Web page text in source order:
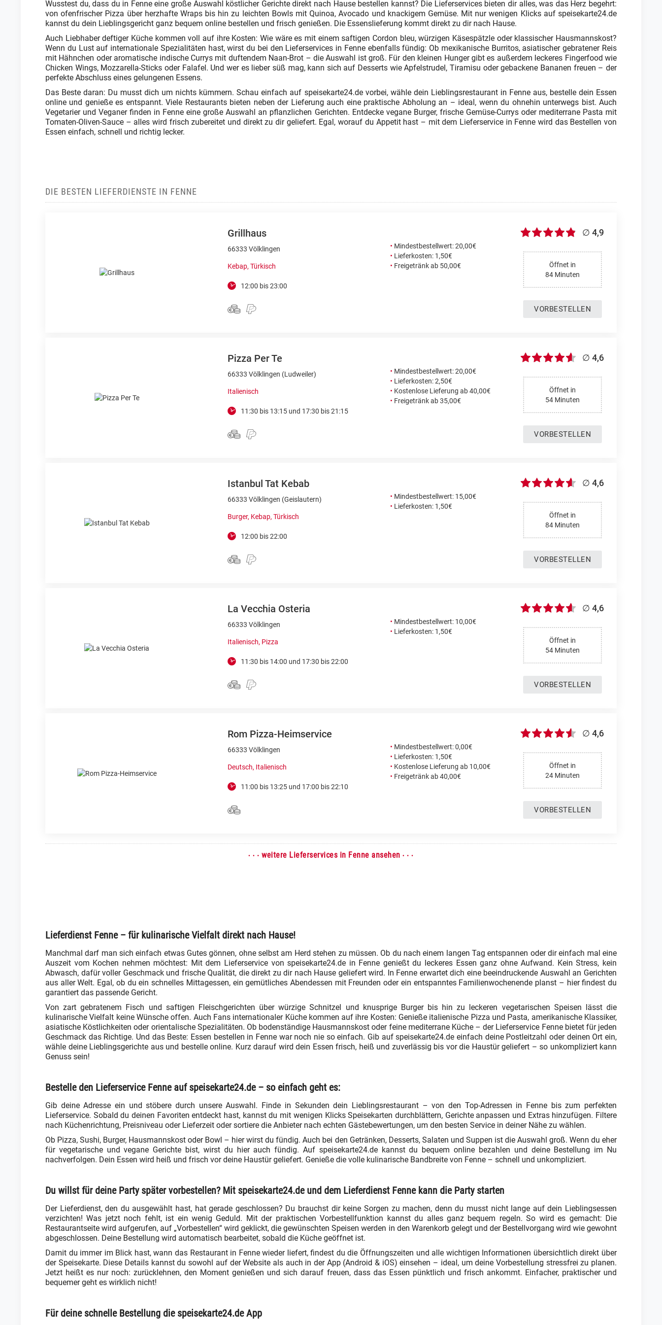
Wusstest du, dass du in Fenne eine große Auswahl köstlicher Gerichte direkt nach Hause bestellen kannst? Die Lieferservices bieten dir alles, was das Herz begehrt:
von ofenfrischer Pizza über herzhafte Wraps bis hin zu leichten Bowls mit Quinoa, Avocado und knackigem Gemüse. Mit nur wenigen Klicks auf speisekarte24.de
kannst du dein Lieblingsgericht ganz bequem online bestellen und frisch genießen. Die Essenslieferung kommt direkt zu dir nach Hause.
Auch Liebhaber deftiger Küche kommen voll auf ihre Kosten: Wie wäre es mit einem saftigen Cordon bleu, würzigen Käsespätzle oder klassischer Hausmannskost?
Wenn du Lust auf internationale Spezialitäten hast, wirst du bei den Lieferservices in Fenne ebenfalls fündig: Ob mexikanische Burritos, asiatischer gebratener Reis
mit Hähnchen oder aromatische indische Currys mit duftendem Naan-Brot – die Auswahl ist groß. Für den kleinen Hunger gibt es außerdem leckeres Fingerfood wie
Chicken Wings, Mozzarella-Sticks oder Falafel. Und wer es lieber süß mag, kann sich auf Desserts wie Apfelstrudel, Tiramisu oder gebackene Bananen freuen – der
perfekte Abschluss eines gelungenen Essens.
Das Beste daran: Du musst dich um nichts kümmern. Schau einfach auf speisekarte24.de vorbei, wähle dein Lieblingsrestaurant in Fenne aus, bestelle dein Essen
online und genieße es entspannt. Viele Restaurants bieten neben der Lieferung auch eine praktische Abholung an – ideal, wenn du ohnehin unterwegs bist. Auch
Vegetarier und Veganer finden in Fenne eine große Auswahl an pflanzlichen Gerichten. Entdecke vegane Burger, frische Gemüse-Currys oder mediterrane Pasta mit
Tomaten-Oliven-Sauce – alles wird frisch zubereitet und direkt zu dir geliefert. Egal, worauf du Appetit hast – mit dem Lieferservice in Fenne wird das Bestellen von
Essen einfach, schnell und richtig lecker.
DIE BESTEN LIEFERDIENSTE IN FENNE
Grillhaus
66333 Völklingen
Kebap, Türkisch
12:00 bis 23:00
• Mindestbestellwert: 20,00€
• Lieferkosten: 1,50€
• Freigetränk ab 50,00€
∅ 4,9
Öffnet in
84 Minuten
VORBESTELLEN
Pizza Per Te
66333 Völklingen (Ludweiler)
Italienisch
11:30 bis 13:15 und 17:30 bis 21:15
• Mindestbestellwert: 20,00€
• Lieferkosten: 2,50€
• Kostenlose Lieferung ab 40,00€
• Freigetränk ab 35,00€
∅ 4,6
Öffnet in
54 Minuten
VORBESTELLEN
Istanbul Tat Kebab
66333 Völklingen (Geislautern)
Burger, Kebap, Türkisch
12:00 bis 22:00
• Mindestbestellwert: 15,00€
• Lieferkosten: 1,50€
∅ 4,6
Öffnet in
84 Minuten
VORBESTELLEN
La Vecchia Osteria
66333 Völklingen
Italienisch, Pizza
11:30 bis 14:00 und 17:30 bis 22:00
• Mindestbestellwert: 10,00€
• Lieferkosten: 1,50€
∅ 4,6
Öffnet in
54 Minuten
VORBESTELLEN
Rom Pizza-Heimservice
66333 Völklingen
Deutsch, Italienisch
11:00 bis 13:25 und 17:00 bis 22:10
• Mindestbestellwert: 0,00€
• Lieferkosten: 1,50€
• Kostenlose Lieferung ab 10,00€
• Freigetränk ab 40,00€
∅ 4,6
Öffnet in
24 Minuten
VORBESTELLEN
· · · weitere Lieferservices in Fenne ansehen· · ·
Lieferdienst Fenne – für kulinarische Vielfalt direkt nach Hause!
Manchmal darf man sich einfach etwas Gutes gönnen, ohne selbst am Herd stehen zu müssen. Ob du nach einem langen Tag entspannen oder dir einfach mal eine
Auszeit vom Kochen nehmen möchtest: Mit dem Lieferservice von speisekarte24.de in Fenne genießt du leckeres Essen ganz ohne Aufwand. Kein Stress, kein
Abwasch, dafür voller Geschmack und frische Qualität, die direkt zu dir nach Hause geliefert wird. In Fenne erwartet dich eine beeindruckende Auswahl an Gerichten
aus aller Welt. Egal, ob du ein schnelles Mittagessen, ein gemütliches Abendessen mit Freunden oder ein entspanntes Familienwochenende planst – hier findest du
garantiert das passende Gericht.
Von zart gebratenem Fisch und saftigen Fleischgerichten über würzige Schnitzel und knusprige Burger bis hin zu leckeren vegetarischen Speisen lässt die
kulinarische Vielfalt keine Wünsche offen. Auch Fans internationaler Küche kommen auf ihre Kosten: Genieße italienische Pizza und Pasta, amerikanische Klassiker,
asiatische Köstlichkeiten oder orientalische Spezialitäten. Ob bodenständige Hausmannskost oder feine mediterrane Küche – der Lieferservice Fenne bietet für jeden
Geschmack das Richtige. Und das Beste: Essen bestellen in Fenne war noch nie so einfach. Gib auf speisekarte24.de einfach deine Postleitzahl oder deinen Ort ein,
wähle deine Lieblingsgerichte aus und bestelle online. Kurz darauf wird dein Essen frisch, heiß und zuverlässig bis vor die Haustür geliefert – so unkompliziert kann
Genuss sein!
Bestelle den Lieferservice Fenne auf speisekarte24.de – so einfach geht es:
Gib deine Adresse ein und stöbere durch unsere Auswahl. Finde in Sekunden dein Lieblingsrestaurant – von den Top-Adressen in Fenne bis zum perfekten
Lieferservice. Sobald du deinen Favoriten entdeckt hast, kannst du mit wenigen Klicks Speisekarten durchblättern, Gerichte anpassen und Extras hinzufügen. Filtere
nach Küchenrichtung, Preisniveau oder Lieferzeit oder sortiere die Anbieter nach echten Gästebewertungen, um den besten Service in deiner Nähe zu wählen.
Ob Pizza, Sushi, Burger, Hausmannskost oder Bowl – hier wirst du fündig. Auch bei den Getränken, Desserts, Salaten und Suppen ist die Auswahl groß. Wenn du eher
für vegetarische und vegane Gerichte bist, wirst du hier auch fündig. Auf speisekarte24.de kannst du bequem online bezahlen und deine Bestellung im Nu
nachverfolgen. Dein Essen wird heiß und frisch vor deine Haustür geliefert. Genieße die volle kulinarische Bandbreite von Fenne – schnell und unkompliziert.
Du willst für deine Party später vorbestellen? Mit speisekarte24.de und dem Lieferdienst Fenne kann die Party starten
Der Lieferdienst, den du ausgewählt hast, hat gerade geschlossen? Du brauchst dir keine Sorgen zu machen, denn du musst nicht lange auf dein Lieblingsessen
verzichten! Was jetzt noch fehlt, ist ein wenig Geduld. Mit der praktischen Vorbestellfunktion kannst du alles ganz bequem regeln. So wird es gemacht: Die
Restaurantseite wird aufgerufen, auf „Vorbestellen“ wird geklickt, die gewünschten Speisen werden in den Warenkorb gelegt und der Bestellvorgang wird wie gewohnt
abgeschlossen. Deine Bestellung wird automatisch bearbeitet, sobald die Küche geöffnet ist.
Damit du immer im Blick hast, wann das Restaurant in Fenne wieder liefert, findest du die Öffnungszeiten und alle wichtigen Informationen übersichtlich direkt über
der Speisekarte. Diese Details kannst du sowohl auf der Website als auch in der App (Android & iOS) einsehen – ideal, um deine Vorbestellung stressfrei zu planen.
Jetzt heißt es nur noch: zurücklehnen, den Moment genießen und sich darauf freuen, dass das Essen pünktlich und frisch ankommt. Einfacher, praktischer und
bequemer geht es wirklich nicht!
Für deine schnelle Bestellung die speisekarte24.de App